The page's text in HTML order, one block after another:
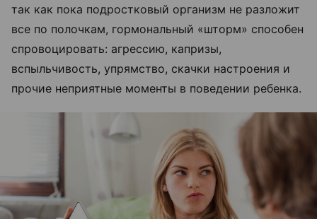
так как пока подростковый организм не разложит
все по полочкам, гормональный «шторм» способен
спровоцировать: агрессию, капризы,
вспыльчивость, упрямство, скачки настроения и
прочие неприятные моменты в поведении ребенка.